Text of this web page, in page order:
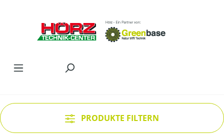
PRODUKTE FILTERN